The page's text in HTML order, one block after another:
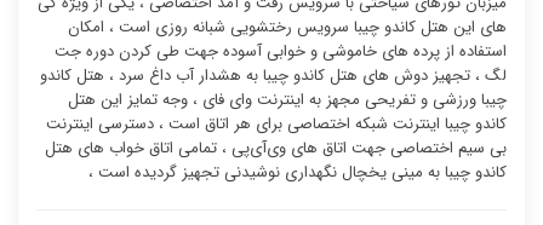
های این هتل کاندو چیبا سرویس رختشویی شبانه روزی است ، امکان
استفاده از پرده های خاموشی و خوابی آسوده جهت طی کردن دوره جت
لگ ، تجهیز دوش های هتل کاندو چیبا به هشدار آب داغ سرد ، هتل کاندو
چیبا ورزشی و تفریحی مجهز به اینترنت وای فای ، وجه تمایز این هتل
کاندو چیبا اینترنت شبکه اختصاصی برای هر اتاق است ، دسترسی اینترنت
بی سیم اختصاصی جهت اتاق های وی‌آی‌پی ، تمامی اتاق خواب های هتل
کاندو چیبا به مینی یخچال نگهداری نوشیدنی تجهیز گردیده است ،